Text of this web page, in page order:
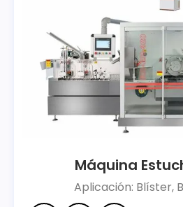
Máquina
Aplicación: Blíster,